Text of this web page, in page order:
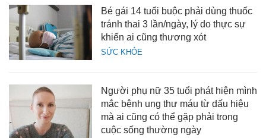
SỨC KHỎE
Bé gái 14 tuổi buộc phải dùng thuốc
tránh thai 3 lần/ngày, lý do thực sự
khiến ai cũng thương xót
Người phụ nữ 35 tuổi phát hiện mình
mắc bệnh ung thư máu từ dấu hiệu
mà ai cũng có thể gặp phải trong
cuộc sống thường ngày